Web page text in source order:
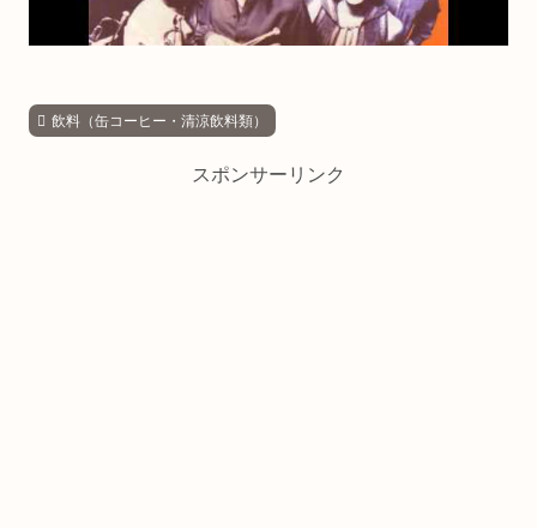
飲料（缶コーヒー・清涼飲料類）
スポンサーリンク